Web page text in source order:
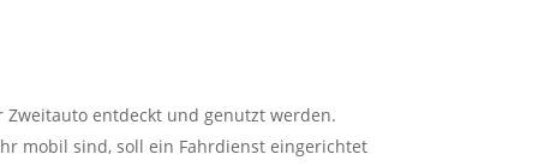
entdeckt und genutzt werden.
mobil sind, soll ein Fahrdienst eingerichtet